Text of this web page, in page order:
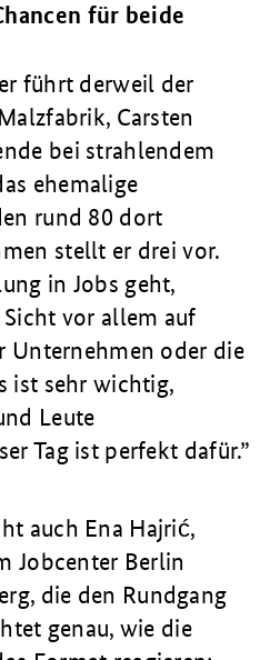
für beide
führt derweil der
Carsten
bei strahlendem
ehemalige
rund 80 dort
stellt er drei vor.
in Jobs geht,
vor allem auf
Unternehmen oder die
ist sehr wichtig,
Leute
Tag ist perfekt dafür.”
auch Ena Hajrić,
Jobcenter Berlin
die den Rundgang
genau, wie die